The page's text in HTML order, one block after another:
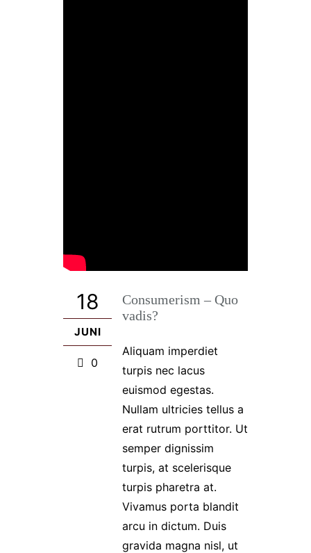
18
JUNI
0
Consumerism – Quo
vadis?
Aliquam imperdiet
turpis nec lacus
euismod egestas.
Nullam ultricies tellus a
erat rutrum porttitor. Ut
semper dignissim
turpis, at scelerisque
turpis pharetra at.
Vivamus porta blandit
arcu in dictum. Duis
gravida magna nisl, ut